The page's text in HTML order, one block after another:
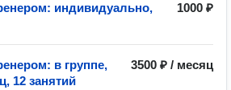
индивидуально,
1000 ₽
в группе,
12 занятий
3500 ₽ / месяц